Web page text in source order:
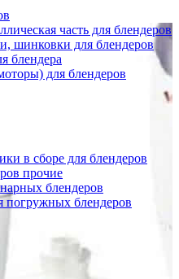
часть для блендеров
шинковки для блендеров
блендера
для блендеров
в сборе для блендеров
прочие
блендеров
погружных блендеров